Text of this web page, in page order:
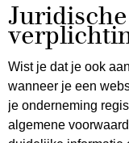
Wist je dat je ook
wanneer je een
je onderneming
algemene